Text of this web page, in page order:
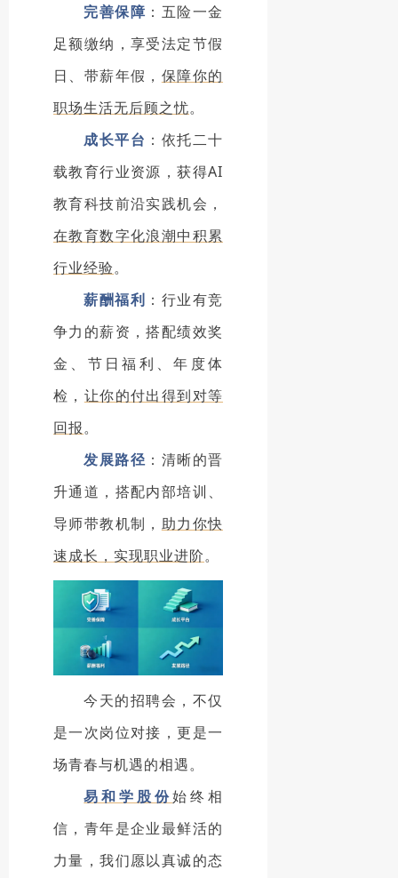
完善保障 ：五险一金
足额缴纳，享受法定节假
日、带薪年假， 保障你的
职场生活无后顾之忧。
成长平台 ：依托二十
载教育行业资源，获得AI
教育科技前沿实践机会，
在教育数字化浪潮中积累
行业经验。
薪酬福利 ：行业有竞
争力的薪资，搭配绩效奖
金、节日福利、年度体
检， 让你的付出得到对等
回报。
发展路径 ：清晰的晋
升通道，搭配内部培训、
导师带教机制， 助力你快
速成长，实现职业进阶。
今天的招聘会，不仅
是一次岗位对接，更是一
场青春与机遇的相遇。
易和学股份始终相
信，青年是企业最鲜活的
力量，我们愿以真诚的态